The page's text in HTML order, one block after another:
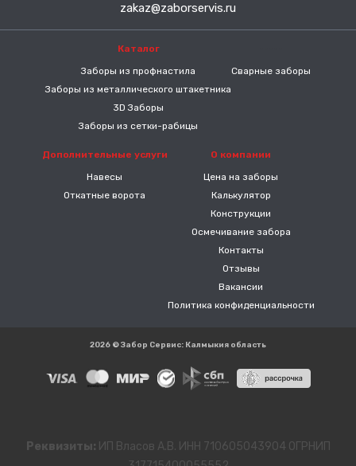
zakaz@zaborservis.ru
Каталог
Заборы из профнастила
Заборы из металлического штакетника
3D Заборы
Заборы из сетки-рабицы
Сварные заборы
Дополнительные услуги
Навесы
Откатные ворота
О компании
Цена на заборы
Калькулятор
Конструкции
Осмечивание забора
Контакты
Отзывы
Вакансии
Политика конфиденциальности
2026 © Забор Сервис: Калмыкия область
Реквизиты: ИП Власов А.В. ИНН 710605043904 ОГРНИП